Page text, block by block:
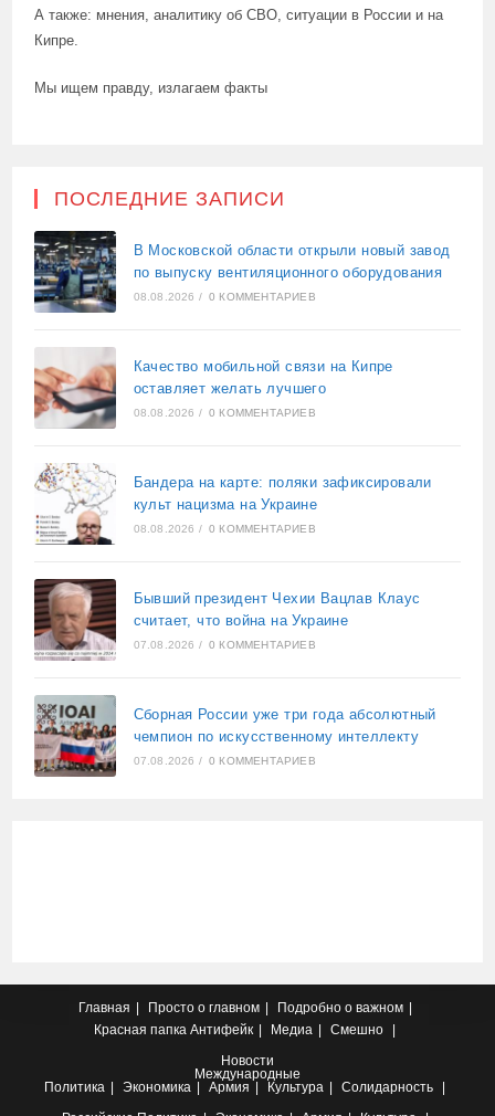
А также: мнения, аналитику об СВО, ситуации в России и на
Кипре.
Мы ищем правду, излагаем факты
ПОСЛЕДНИЕ ЗАПИСИ
В Московской области открыли новый завод
по выпуску вентиляционного оборудования
08.08.2026 / 0 КОММЕНТАРИЕВ
Качество мобильной связи на Кипре
оставляет желать лучшего
08.08.2026 / 0 КОММЕНТАРИЕВ
Бандера на карте: поляки зафиксировали
культ нацизма на Украине
08.08.2026 / 0 КОММЕНТАРИЕВ
Бывший президент Чехии Вацлав Клаус
считает, что война на Украине
07.08.2026 / 0 КОММЕНТАРИЕВ
Сборная России уже три года абсолютный
чемпион по искусственному интеллекту
07.08.2026 / 0 КОММЕНТАРИЕВ
Главная Просто о главном
Подробно о важном
Красная папка Антифейк Медиа
Смешно
Новости
Международные
Политика
Экономика Армия Культура
Солидарность